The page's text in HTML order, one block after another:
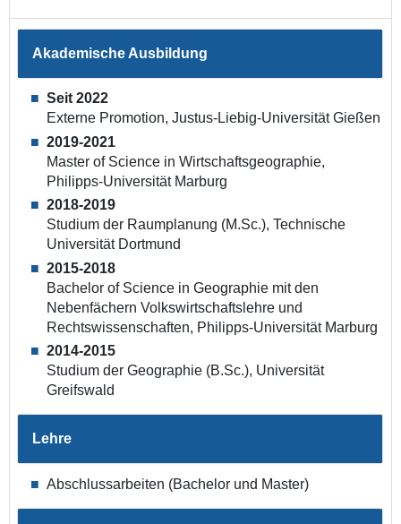
Akademische Ausbildung
Seit 2022
Externe Promotion, Justus-Liebig-Universität Gießen
2019-2021
Master of Science in Wirtschaftsgeographie,
Philipps-Universität Marburg
2018-2019
Studium der Raumplanung (M.Sc.), Technische
Universität Dortmund
2015-2018
Bachelor of Science in Geographie mit den
Nebenfächern Volkswirtschaftslehre und
Rechtswissenschaften, Philipps-Universität Marburg
2014-2015
Studium der Geographie (B.Sc.), Universität
Greifswald
Lehre
Abschlussarbeiten (Bachelor und Master)